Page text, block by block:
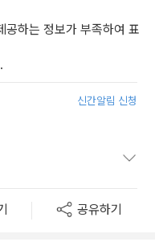
하는 정보가 부족하여 표
신간알림 신청
공유하기